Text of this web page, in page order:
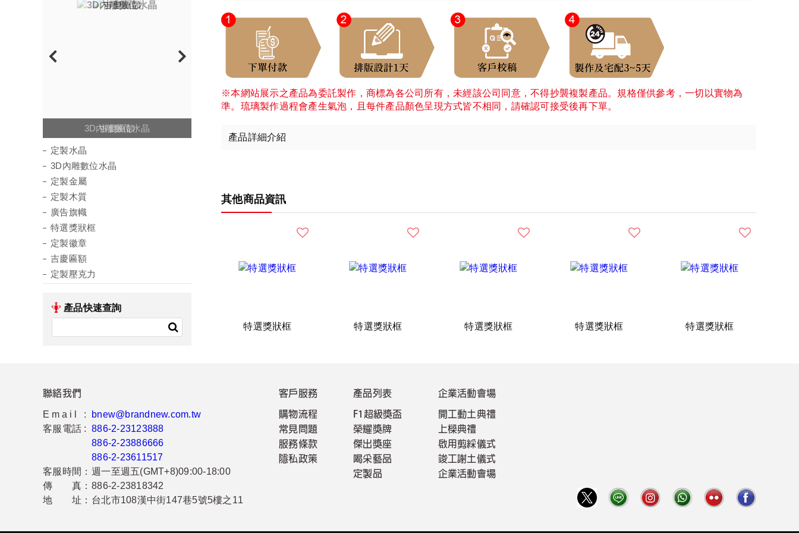
定製水晶
3D內雕數位水晶
吉慶匾額
定製壓克力
定製水晶
3D內雕數位水晶
定製金屬
定製木質
廣告旗幟
特選獎狀框
定製徽章
吉慶匾額
定製壓克力
產品快速查詢
※本網站展示之產品為委託製作，商標為各公司所有，未經該公司同意，不得抄襲複製產品。規格僅供參考，一切以實物為
準。琉璃製作過程會產生氣泡，且每件產品顏色呈現方式皆不相同，請確認可接受後再下單。
產品詳細介紹
其他商品資訊
特選獎狀框 特選獎狀框 特選獎狀框 特選獎狀框 特選獎狀框
聯絡我們
Email :
bnew@brandnew.com.tw
客服電話 : 886-2-23123888
886-2-23886666
886-2-23611517
客服時間： 週一至週五(GMT+8)09:00-18:00
傳 真： 886-2-23818342
地 址： 台北市108漢中街147巷5號5樓之11
客戶服務
購物流程
常見問題
服務條款
隱私政策
產品列表
F1超級獎盃
榮耀獎牌
傑出獎座
喝采藝品
定製品
企業活動會場
開工動土典禮
上樑典禮
啟用剪綵儀式
竣工謝土儀式
企業活動會場